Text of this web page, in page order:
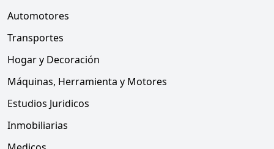
Automotores
Transportes
Hogar y Decoración
Máquinas, Herramienta y Motores
Estudios Juridicos
Inmobiliarias